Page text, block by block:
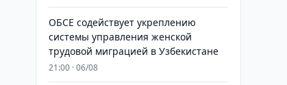
ОБСЕ содействует укреплению
системы управления женской
трудовой миграцией в Узбекистане
21:00 · 06/08